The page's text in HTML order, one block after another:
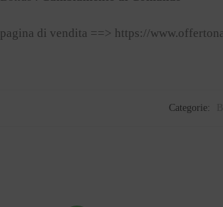
pagina di vendita ==> https://
Categorie: